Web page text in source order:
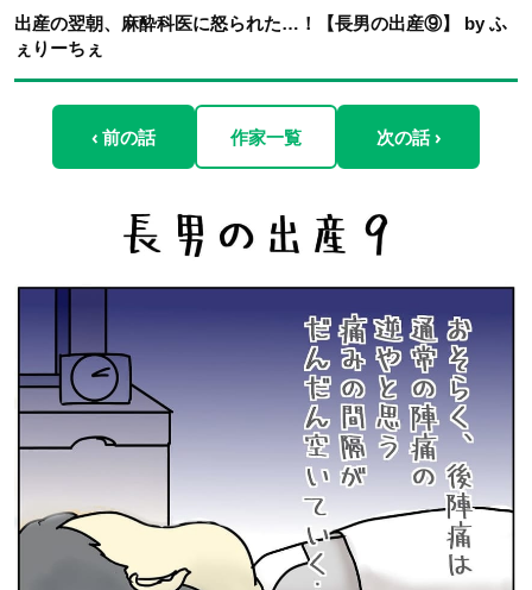
出産の翌朝、麻酔科医に怒られた…！【長男の出産⑨】 by ふ
ぇりーちぇ
‹ 前の話 作家一覧 次の話 ›